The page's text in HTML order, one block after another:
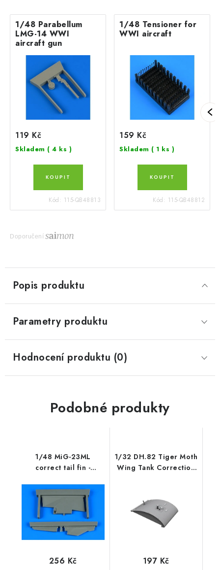
1/48 Parabellum
LMG-14 WWI
aircraft gun
119 Kč
Skladem ( 4 ks )
Kód: 115-QB48813
1/48 Tensioner for
WWI aircraft
159 Kč
Skladem ( 1 ks )
Kód: 115-QB48812
Doporučení
Popis produktu
Parametry produktu
Hodnocení produktu (0)
Podobné produkty
1/48 MiG-23ML
correct tail fin -
256 Kč
1/32 DH.82 Tiger Moth
Wing Tank Correction
197 Kč